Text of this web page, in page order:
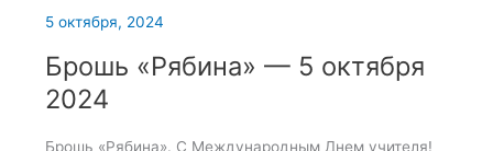
5 октября, 2024
Брошь «Рябина» — 5 октября
2024
Брошь «Рябина». С Международным Днем учителя!